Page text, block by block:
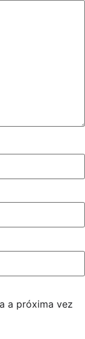
a próxima vez